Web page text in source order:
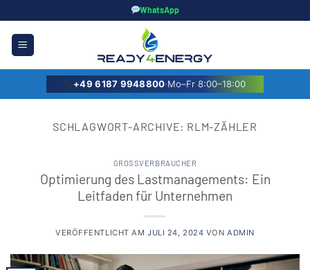
springen
WhatsApp
+49 6187 9948800·Mo–Fr 8:00–18:00
SCHLAGWORT-ARCHIVE: RLM-ZÄHLER
GROSSVERBRAUCHER
Optimierung des Lastmanagements: Ein
Leitfaden für Unternehmen
VERÖFFENTLICHT AMJULI 24, 2024 VONADMIN